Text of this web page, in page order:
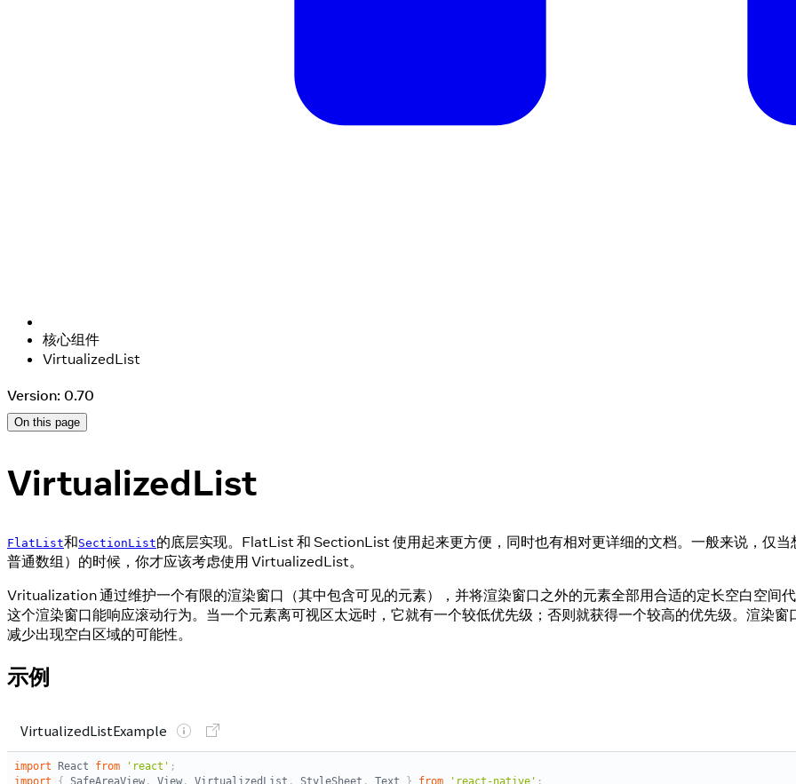
核心组件
VirtualizedList
Version: 0.70
On this page
VirtualizedList
FlatList和SectionList的底层实现。FlatList 和 SectionList 使用起来更方便，同时也有相对更详细的文档。一般来说，仅
普通数组）的时候，你才应该考虑使用 VirtualizedList。
Vritualization 通过维护一个有限的渲染窗口（其中包含可见的元素），并将渲染窗口之外的元素全部用合适的定长空白空间
这个渲染窗口能响应滚动行为。当一个元素离可视区太远时，它就有一个较低优先级；否则就获得一个较高的优先级。渲染
减少出现空白区域的可能性。
示例